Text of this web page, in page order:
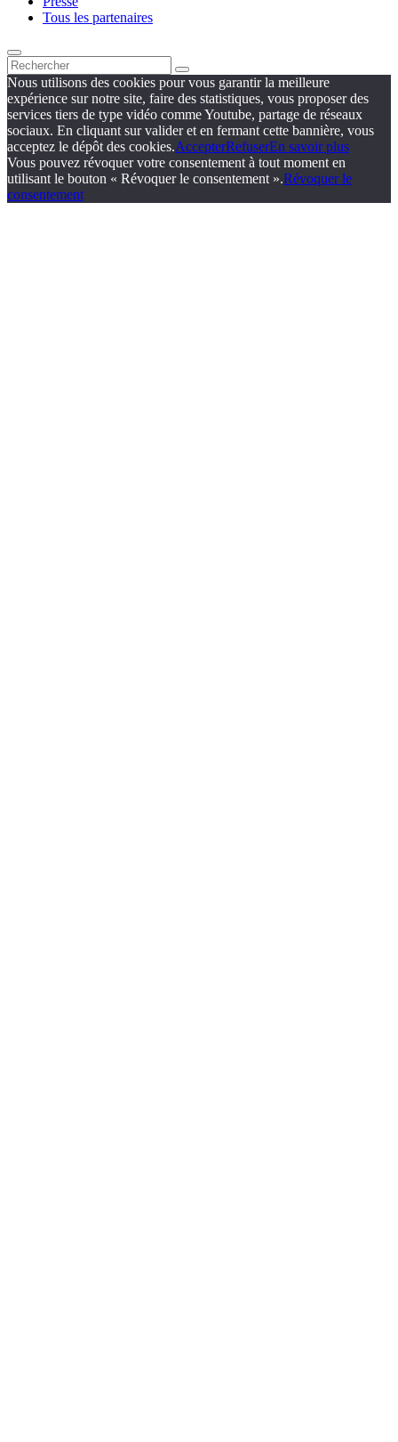
Tous les partenaires
Nous utilisons des cookies pour vous garantir la meilleure
expérience sur notre site, faire des statistiques, vous proposer des
services tiers de type vidéo comme Youtube, partage de réseaux
sociaux. En cliquant sur valider et en fermant cette bannière, vous
acceptez le dépôt des cookies.AccepterRefuserEn savoir plus
Vous pouvez révoquer votre consentement à tout moment en
utilisant le bouton « Révoquer le consentement ».Révoquer le
consentement